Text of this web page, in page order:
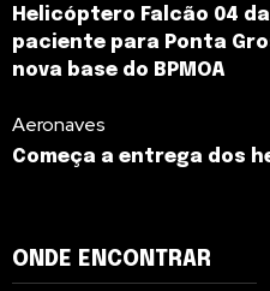
Helicóptero Falcão 04
paciente para Ponta
nova base do BPMOA
Aeronaves
Começa a entrega dos
ONDE ENCONTRAR